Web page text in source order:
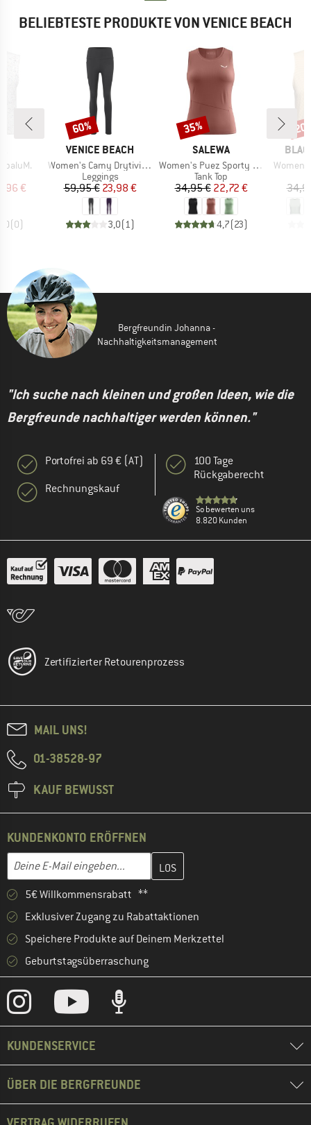
BELIEBTESTE PRODUKTE VON VENICE BEACH
Preis
€
(0)
MARKE
VENICE BEACH
Artikel
Women's Camy Drytivity Brushed Tights 1/1
Produktgruppe
Leggings
Preis
59,95 €reduzierter Preis
23,98 €
3,0(1)
Rabatt
60%
MARKE
SALEWA
Artikel
Women's Puez Sporty Dry Tank
Produktgruppe
Tank Top
Preis
34,95 €reduzierter Preis
22,72 €
4,7(23)
Rabatt
35%
Artikel
Bergfreundin Johanna -
Nachhaltigkeitsmanagement
"Ich suche nach kleinen und großen Ideen, wie die
Bergfreunde nachhaltiger werden können."
Portofrei ab 69 € (AT)
Rechnungskauf
100 Tage
Rückgaberecht
So bewerten uns
8.820 Kunden
Zertifizierter Retourenprozess
MAIL UNS!
01-38528-97
KAUF BEWUSST
KUNDENKONTO ERÖFFNEN
E-Mail-Adresse
Gib hier deine E-Mail-Adresse ein und erstelle im nächsten
5€ Willkommensrabatt **
Exklusiver Zugang zu Rabattaktionen
Speichere Produkte auf Deinem Merkzettel
Geburtstagsüberraschung
KUNDENSERVICE
ÜBER DIE BERGFREUNDE